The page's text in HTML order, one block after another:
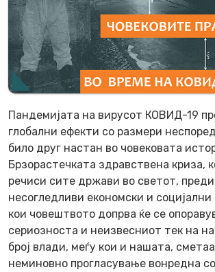
Пандемијата на вирусот КОВИД-19
глобални ефекти со размери
било друг настан во човековата
Брзорастечката здравствена криза,
речиси сите држави во светот,
несогледливи економски и
кои човештвото допрва ќе се
сериозноста и неизвесниот тек на
број влади, меѓу кои и нашата,
неминовно прогласување вонредна